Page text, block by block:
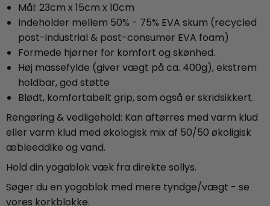
Mål: 23cm x 15cm x 10cm
Indeholder mellem 50% - 75% EVA skum (recycled
post-industrial & post-consumer EVA foam)
Formede hjørner for komfort og skønhed.
Høj massefylde (giver vægt på ca. 400g), ekstrem
holdbar, god støtte
Blødt, komfortabelt grip, som også er skridsikkert.
Rengøring & vedligehold: Kan aftørres med varm klud
eller varm klud med økologisk mix af 50/50 økoligisk
æbleeddike og vand.
Hold din yogablok væk fra direkte sollys.
Søger du en yogablok med mere tyndge/vægt - se
vores korkblokke.